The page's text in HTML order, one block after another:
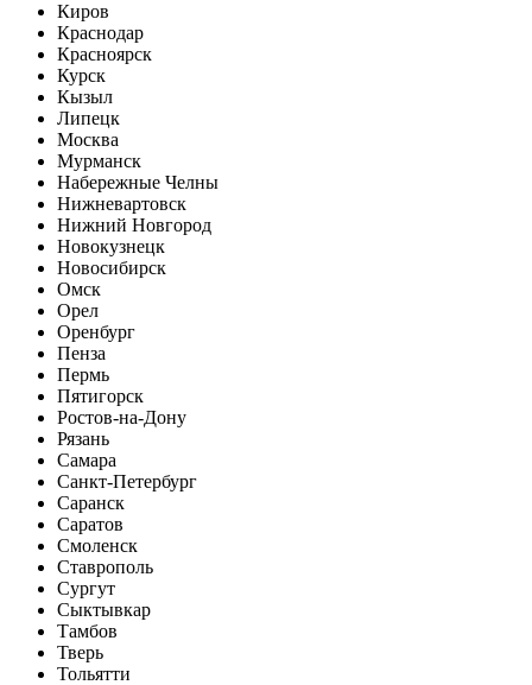
Киров
Краснодар
Красноярск
Курск
Кызыл
Липецк
Москва
Мурманск
Набережные Челны
Нижневартовск
Нижний Новгород
Новокузнецк
Новосибирск
Омск
Орел
Оренбург
Пенза
Пермь
Пятигорск
Ростов-на-Дону
Рязань
Самара
Санкт-Петербург
Саранск
Саратов
Смоленск
Ставрополь
Сургут
Сыктывкар
Тамбов
Тверь
Тольятти